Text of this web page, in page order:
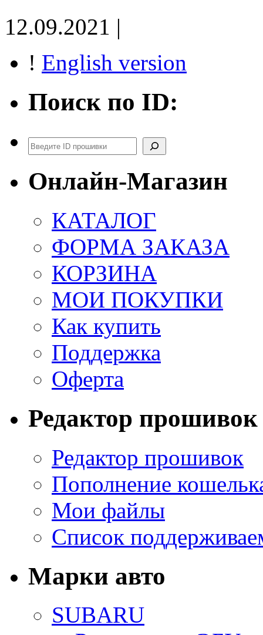
12.09.2021 |
! English version
Поиск по ID:
Поиск
Онлайн-Магазин
КАТАЛОГ
ФОРМА ЗАКАЗА
КОРЗИНА
МОИ ПОКУПКИ
Как купить
Поддержка
Оферта
Редактор прошивок
Редактор прошивок
Пополнение
Мои файлы
Список
Марки авто
SUBARU